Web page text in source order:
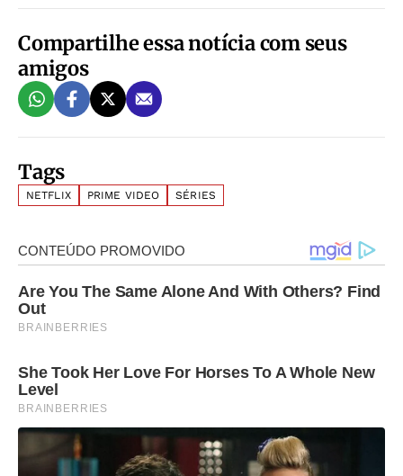
Compartilhe essa notícia com seus
amigos
Tags
NETFLIX PRIME VIDEO SÉRIES